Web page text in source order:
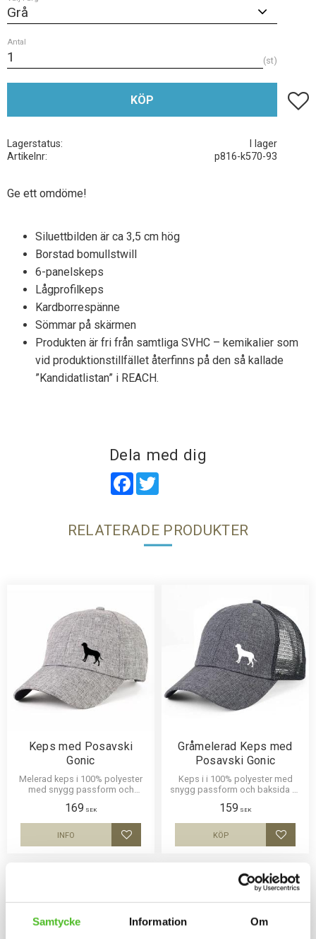
Samtycke Information Om
Antal
st
KÖP Lägg
Lagerstatus
I lager
Artikelnr
p816-k570-93
Ge ett omdöme!
Siluettbilden är ca 3,5 cm hög
Borstad bomullstwill
6-panelskeps
Lågprofilkeps
Kardborrespänne
Sömmar på skärmen
Produkten är fri från samtliga SVHC – kemikalier som
vid produktionstillfället återfinns på den så kallade
”Kandidatlistan” i REACH.
Dela med dig
Facebook
RELATERADE PRODUKTER
Keps med Posavski
Gonic
Melerad keps i 100% polyester
med snygg passform och
Posavski Gonic
169 SEK
Lägg till i favoriter
INFO
Gråmelerad Keps med
Posavski Gonic
Keps i i 100% polyester med
snygg passform och baksida av
Posavski Gonic. Luftig och skön
keps.
159 SEK
Lägg
KÖP